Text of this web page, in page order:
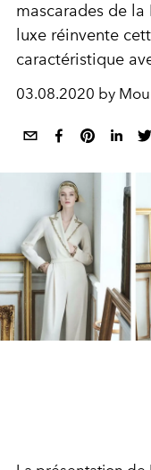
mascarades de
luxe réinvente
caractéristique
03.08.2020 by